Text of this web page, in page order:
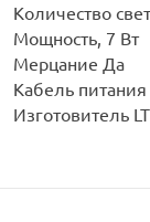
Количество
Мощность, 7 Вт
Мерцание Да
Кабель
Изготовитель